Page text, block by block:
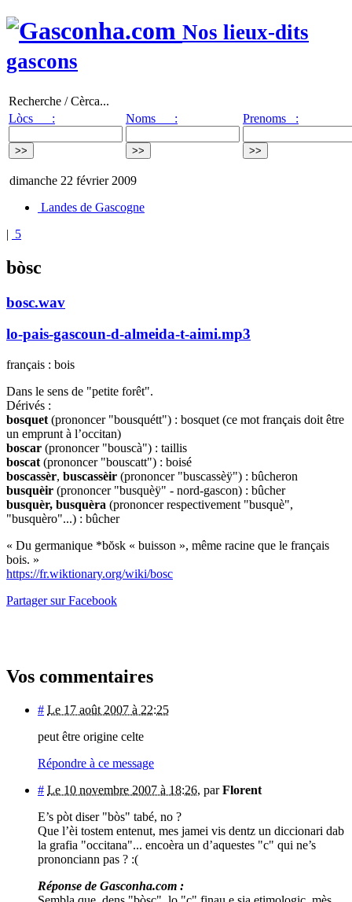
Nos lieux-dits
gascons
Recherche / Cèrca...
Lòcs :
Noms : Prenoms :
dimanche 22 février 2009
Landes de Gascogne
| 5
bòsc
bosc.wav
lo-pais-gascoun-d-almeida-t-aimi.mp3
français : bois
Dans le sens de "petite forêt".
Dérivés :
bosquet (prononcer "bousquétt") : bosquet (ce mot français doit être
un emprunt à l’occitan)
boscar (prononcer "bouscà") : taillis
boscat (prononcer "bouscatt") : boisé
boscassèr, buscassèir (prononcer "buscassèÿ") : bûcheron
busquèir (prononcer "busquèÿ" - nord-gascon) : bûcher
busquèr, busquèra (prononcer respectivement "busquè",
"busquèro"...) : bûcher
« Du germanique *bŏsk « buisson », même racine que le français
bois. »
https://fr.wiktionary.org/wiki/bosc
Partager sur Facebook
Vos commentaires
# Le 17 août 2007 à 22:25
peut être origine celte
Répondre à ce message
# Le 10 novembre 2007 à 18:26, parFlorent
E’s pòt diser "bòs" tabé, no ?
Que l’èi tostem entenut, mes jamei vis dentz un diccionari dab
la grafia "occitana"... encoèra un d’aquestes "c" qui ne’s
prononciann pas ? :(
Réponse de Gasconha.com :